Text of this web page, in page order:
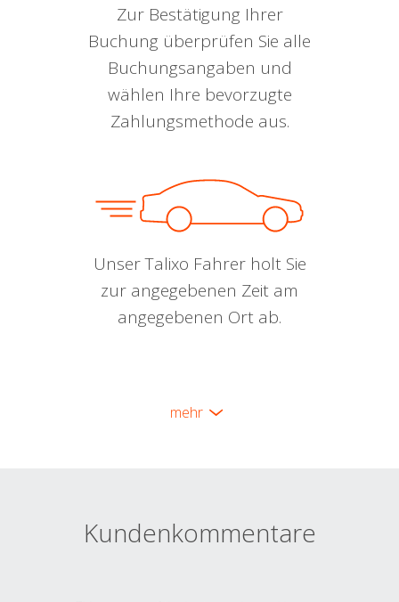
Zur Bestätigung Ihrer
Buchung überprüfen Sie alle
Buchungsangaben und
wählen Ihre bevorzugte
Zahlungsmethode aus.
Unser Talixo Fahrer holt Sie
zur angegebenen Zeit am
angegebenen Ort ab.
mehr
Kundenkommentare